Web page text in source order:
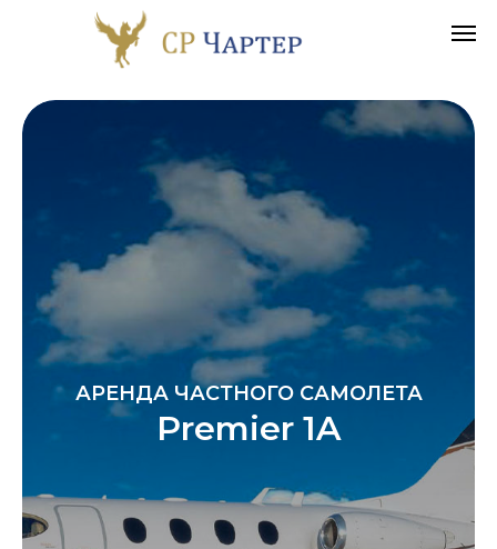
АРЕНДА ЧАСТНОГО САМОЛЕТА
Premier 1A